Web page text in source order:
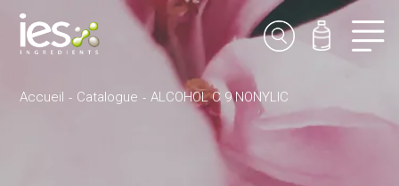
Accueil Catalogue ALCOHOL C 9 NONYLIC